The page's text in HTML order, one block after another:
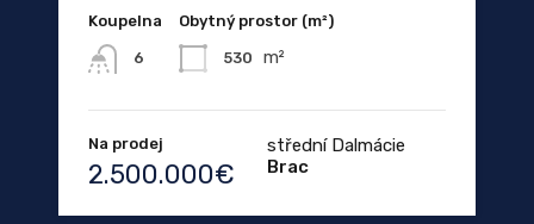
Koupelna
6
Obytný prostor (m²)
530 m²
Na prodej
2.500.000€
střední Dalmácie
Brac